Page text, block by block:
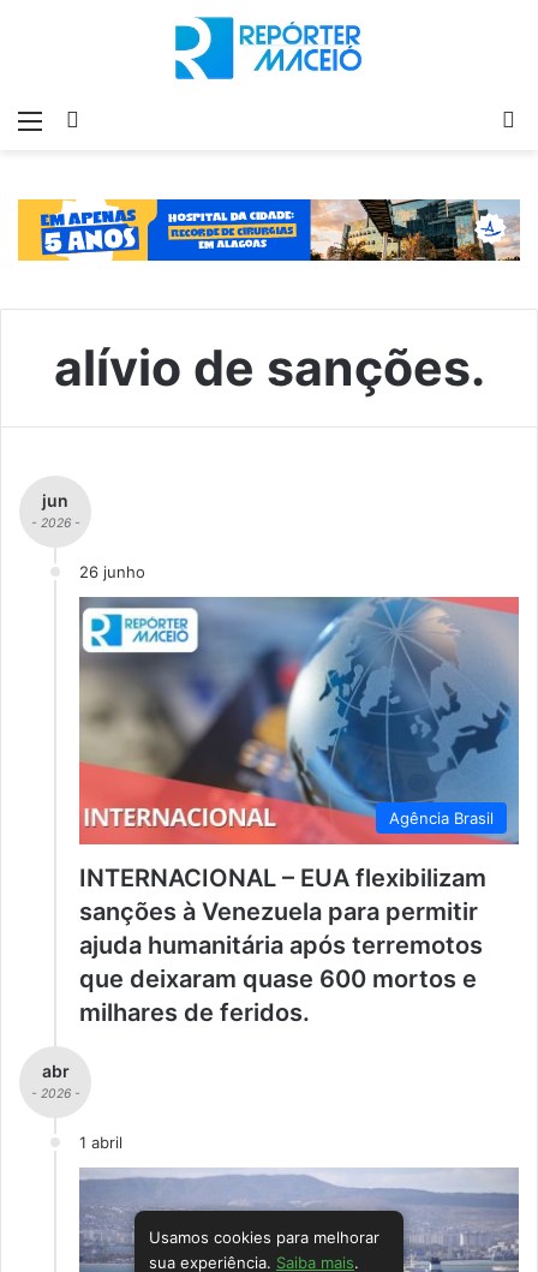
Menu
alívio de sanções.
jun
- 2026 -
26 junho
Agência Brasil
INTERNACIONAL – EUA flexibilizam
sanções à Venezuela para permitir
ajuda humanitária após terremotos
que deixaram quase 600 mortos e
milhares de feridos.
abr
- 2026 -
1 abril
Usamos cookies para melhorar
sua experiência. Saiba mais